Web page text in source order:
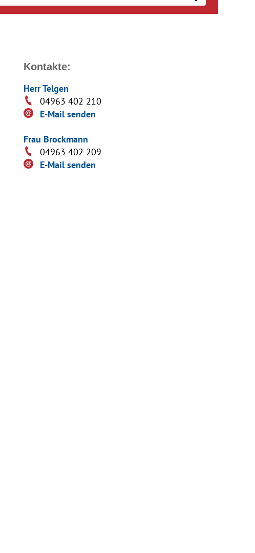
Kontakte:
Herr Telgen
04963 402 210
E-Mail senden
Frau Brockmann
04963 402 209
E-Mail senden